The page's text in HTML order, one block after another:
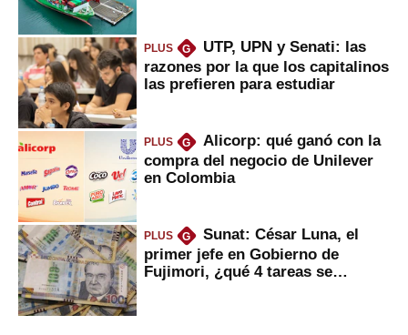
PLUS G
UTP, UPN y Senati: las
razones por la que los capitalinos
las prefieren para estudiar
PLUS G
Alicorp: qué ganó con la
compra del negocio de Unilever
en Colombia
PLUS G
Sunat: César Luna, el
primer jefe en Gobierno de
Fujimori, ¿qué 4 tareas se